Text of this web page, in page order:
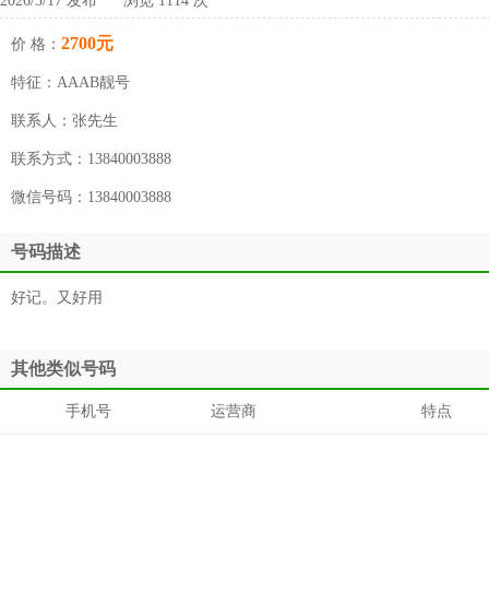
价 格： 2700元
特征： AAAB靓号
联系人： 张先生
联系方式： 13840003888
微信号码： 13840003888
号码描述
好记。又好用
其他类似号码
手机号 运营商 特点